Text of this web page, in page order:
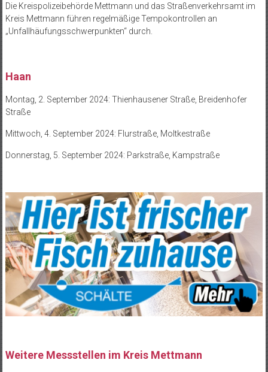
Die Kreispolizeibehörde Mettmann und das Straßenverkehrsamt im
Kreis Mettmann führen regelmäßige Tempokontrollen an
„Unfallhäufungsschwerpunkten“ durch.
Haan
Montag, 2. September 2024: Thienhausener Straße, Breidenhofer
Straße
Mittwoch, 4. September 2024: Flurstraße, Moltkestraße
Donnerstag, 5. September 2024: Parkstraße, Kampstraße
Weitere Messstellen im Kreis Mettmann